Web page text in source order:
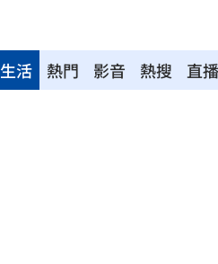
熱門 影音 熱搜 直播
生活